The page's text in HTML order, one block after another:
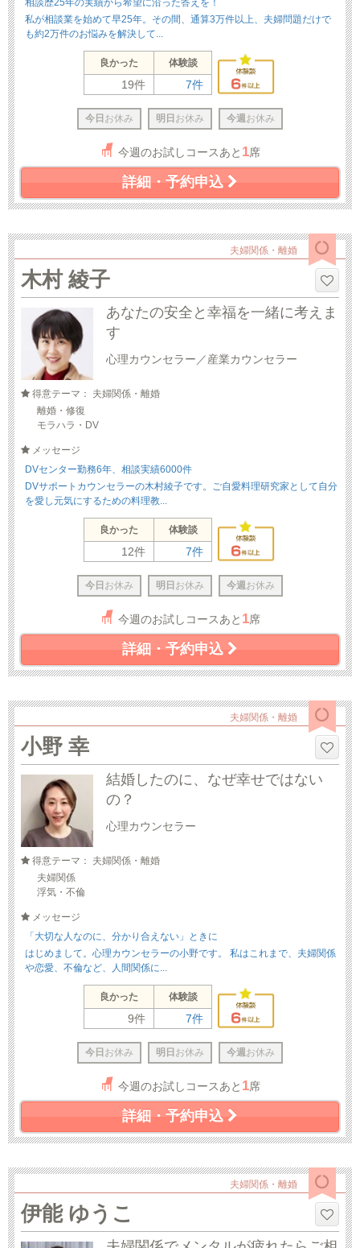
相談歴25年の実績から希望に沿った答えを！
私が相談業を始めて早25年。その間、通算3万件以上、夫婦問題だけで
も約2万件のお悩みを解決して...
良かった 体験談
19件 7件
今日 お休み 明日 お休み 今週 お休み
今週のお試しコースあと 1席
詳細・予約申込
夫婦関係・離婚
木村 綾子
あなたの安全と幸福を一緒に考えま
す
心理カウンセラー／産業カウンセラー
得意テーマ： 夫婦関係・離婚
離婚・修復
モラハラ・DV
メッセージ
DVセンター勤務6年、相談実績6000件
DVサポートカウンセラーの木村綾子です。ご自愛料理研究家として自分
を愛し元気にするための料理教...
良かった 体験談
12件 7件
今日 お休み 明日 お休み 今週 お休み
今週のお試しコースあと 1席
詳細・予約申込
夫婦関係・離婚
小野 幸
結婚したのに、なぜ幸せではない
の？
心理カウンセラー
得意テーマ： 夫婦関係・離婚
夫婦関係
浮気・不倫
メッセージ
「大切な人なのに、分かり合えない」ときに
はじめまして。心理カウンセラーの小野です。 私はこれまで、夫婦関係
や恋愛、不倫など、人間関係に...
良かった 体験談
9件 7件
今日 お休み 明日 お休み 今週 お休み
今週のお試しコースあと 1席
詳細・予約申込
夫婦関係・離婚
伊能 ゆうこ